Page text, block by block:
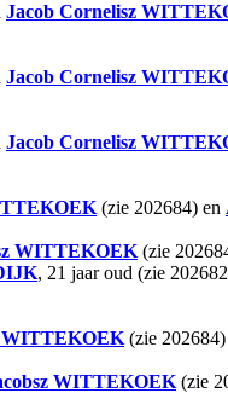
Jacob Cornelisz
Jacob Cornelisz
Jacob Cornelisz
(zie 202684) en
WITTEKOEK (zie
, 21 jaar oud (zie
WITTEKOEK (zie 202684)
WITTEKOEK (zie